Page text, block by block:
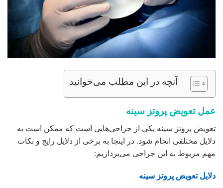
آنچه در این مطلب می‌خوانید
عمل تعویض پروتز سینه
تعویض پروتز سینه یکی از جراحی‌هایی است که ممکن است به
دلایل مختلفی انجام شود. در اینجا به برخی از دلایل رایج و نکات
مهم مربوط به این جراحی می‌پردازیم:
دلایل تعویض پروتز سینه